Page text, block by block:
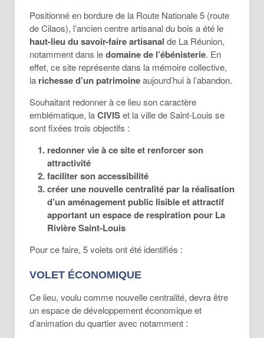
Positionné en bordure de la Route Nationale 5 (route
de Cilaos), l’ancien centre artisanal du bois a été le
haut-lieu du savoir-faire artisanal de La Réunion,
notamment dans ledomaine de l’ébénisterie. En
effet, ce site représente dans la mémoire collective,
la richesse d’un patrimoineaujourd’hui à l’abandon.
Souhaitant redonner à ce lieu son caractère
emblématique, laCIVISet la ville de Saint-Louis se
sont fixées trois objectifs :
redonner vie à ce site et renforcer son
attractivité
faciliter son accessibilité
créer une nouvelle centralité par la réalisation
d’un aménagement public lisible et attractif
apportant un espace de respiration pour La
Rivière Saint-Louis
Pour ce faire, 5 volets ont été identifiés :
VOLET ÉCONOMIQUE
Ce lieu, voulu comme nouvelle centralité, devra être
un espace de développement économique et
d’animation du quartier avec notamment :